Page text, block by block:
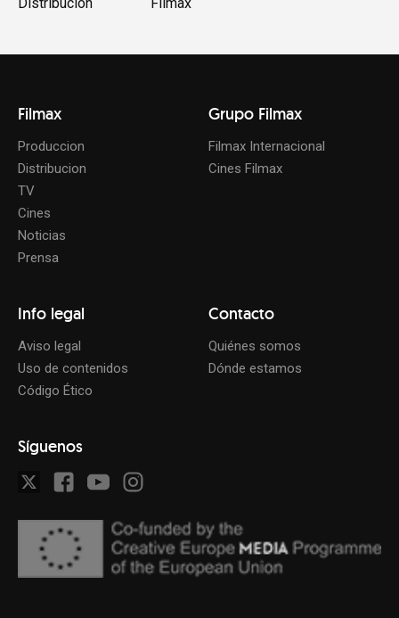
Filmax
Produccion
Distribucion
TV
Cines
Noticias
Prensa
Grupo Filmax
Filmax Internacional
Cines Filmax
Info legal
Aviso legal
Uso de contenidos
Código Ético
Contacto
Quiénes somos
Dónde estamos
Síguenos